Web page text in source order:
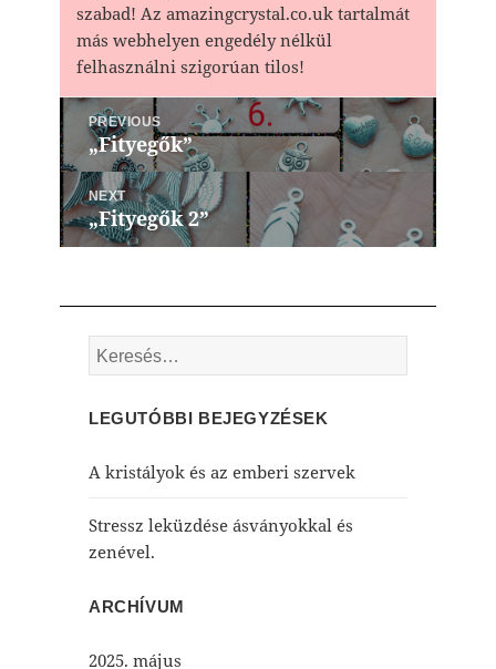
szabad! Az amazingcrystal.co.uk tartalmát
más webhelyen engedély nélkül
felhasználni szigorúan tilos!
Bejegyzés
navigáció
PREVIOUS
Previous
post:
„Fityegők”
NEXT
Next
post:
„Fityegők 2”
Keresés:
LEGUTÓBBI BEJEGYZÉSEK
A kristályok és az emberi szervek
Stressz leküzdése ásványokkal és
zenével.
ARCHÍVUM
2025. május